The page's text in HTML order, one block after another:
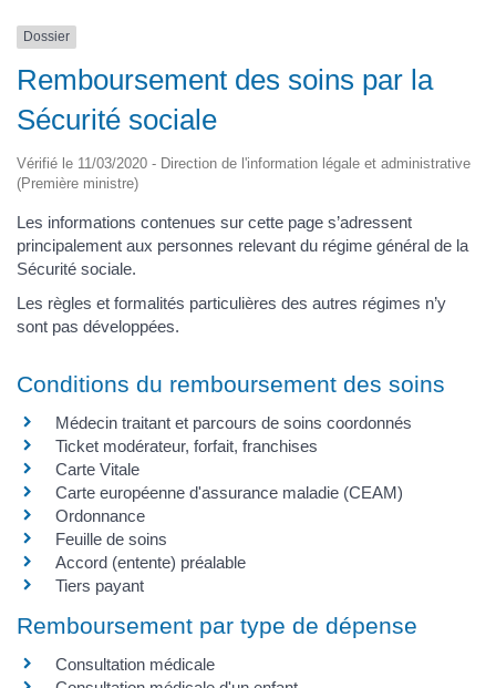
Dossier
Remboursement des soins par la
Sécurité sociale
Vérifié le 11/03/2020 - Direction de l'information légale et administrative
(Première ministre)
Les informations contenues sur cette page s’adressent
principalement aux personnes relevant du régime général de la
Sécurité sociale.
Les règles et formalités particulières des autres régimes n’y
sont pas développées.
Conditions du remboursement des soins
Médecin traitant et parcours de soins coordonnés
Ticket modérateur, forfait, franchises
Carte Vitale
Carte européenne d'assurance maladie (CEAM)
Ordonnance
Feuille de soins
Accord (entente) préalable
Tiers payant
Remboursement par type de dépense
Consultation médicale